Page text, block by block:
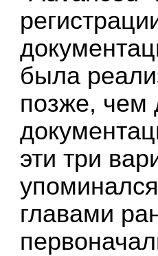
была
позже, чем
эти три
упоминался
главами